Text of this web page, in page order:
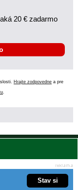
20 € zadarmo
Hrajte zodpovedne a pre
.
Stav si